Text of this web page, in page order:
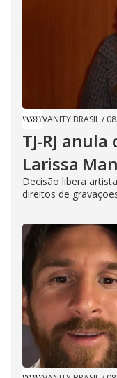
VANITY BRASIL/
TJ-RJ
Larissa
Decisão libera
direitos de